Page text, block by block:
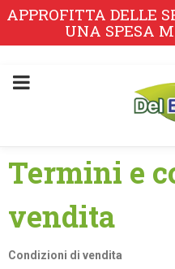
APPROFITTA DELLE
UNA SPESA
Termini e
vendita
Condizioni di vendita